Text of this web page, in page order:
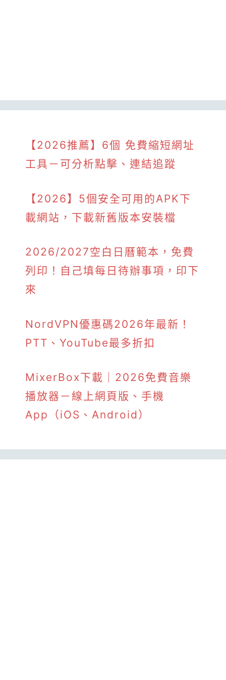
【2026推薦】6個 免費縮短網址
工具－可分析點擊、連結追蹤
【2026】5個安全可用的APK下
載網站，下載新舊版本安裝檔
2026/2027空白日曆範本，免費
列印！自己填每日待辦事項，印下
來
NordVPN優惠碼2026年最新！
PTT、YouTube最多折扣
MixerBox下載｜2026免費音樂
播放器－線上網頁版、手機
App（iOS、Android）